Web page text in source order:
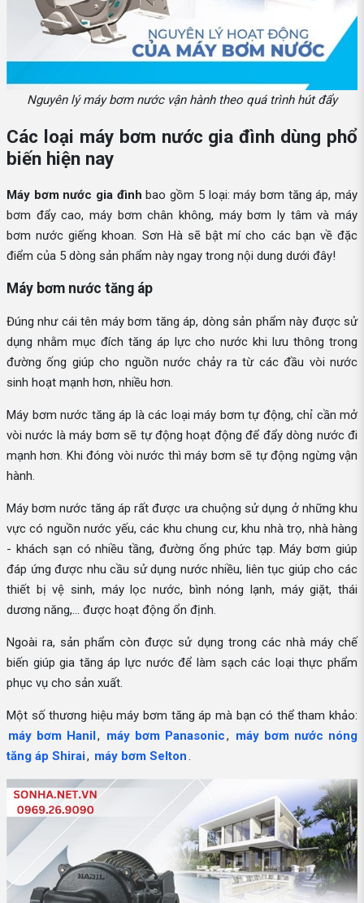
Nguyên lý máy bơm nước vận hành theo quá trình hút đẩy
Các loại máy bơm nước gia đình dùng phổ
biến hiện nay
Máy bơm nước gia đình bao gồm 5 loại: máy bơm tăng áp, máy
bơm đẩy cao, máy bơm chân không, máy bơm ly tâm và máy
bơm nước giếng khoan. Sơn Hà sẽ bật mí cho các bạn về đặc
điểm của 5 dòng sản phẩm này ngay trong nội dung dưới đây!
Máy bơm nước tăng áp
Đúng như cái tên máy bơm tăng áp, dòng sản phẩm này được sử
dụng nhằm mục đích tăng áp lực cho nước khi lưu thông trong
đường ống giúp cho nguồn nước chảy ra từ các đầu vòi nước
sinh hoạt mạnh hơn, nhiều hơn.
Máy bơm nước tăng áp là các loại máy bơm tự động, chỉ cần mở
vòi nước là máy bơm sẽ tự động hoạt động để đẩy dòng nước đi
mạnh hơn. Khi đóng vòi nước thì máy bơm sẽ tự động ngừng vận
hành.
Máy bơm nước tăng áp rất được ưa chuộng sử dụng ở những khu
vực có nguồn nước yếu, các khu chung cư, khu nhà trọ, nhà hàng
- khách sạn có nhiều tầng, đường ống phức tạp. Máy bơm giúp
đáp ứng được nhu cầu sử dụng nước nhiều, liên tục giúp cho các
thiết bị vệ sinh, máy lọc nước, bình nóng lạnh, máy giặt, thái
dương năng,... được hoạt động ổn định.
Ngoài ra, sản phẩm còn được sử dụng trong các nhà máy chế
biến giúp gia tăng áp lực nước để làm sạch các loại thực phẩm
phục vụ cho sản xuất.
Một số thương hiệu máy bơm tăng áp mà bạn có thể tham khảo:
máy bơm Hanil, máy bơm Panasonic, máy bơm nước nóng
tăng áp Shirai, máy bơm Selton.